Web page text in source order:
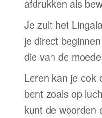
afdrukken als
Je zult het
je direct
die van de
Leren kan je ook
bent zoals op
kunt de woorden